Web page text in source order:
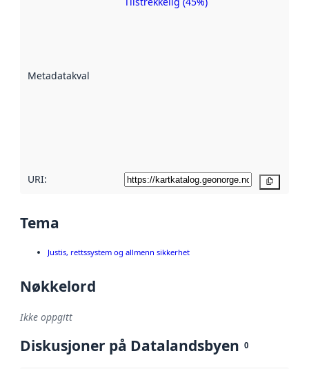
Metadatakvalitet
Metadatakvalitet
URI:
Tema
Justis, rettssystem og allmenn sikkerhet
Nøkkelord
Ikke oppgitt
Diskusjoner på Datalandsbyen 0